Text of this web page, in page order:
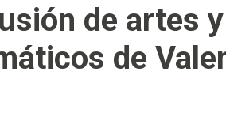
de artes
de